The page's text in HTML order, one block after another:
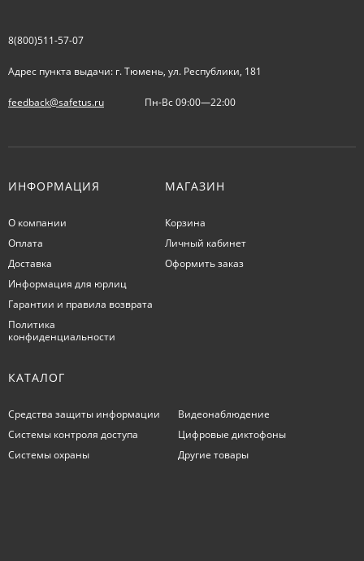
8(800)511-57-07
Адрес пункта выдачи: г. Тюмень, ул. Республики, 181
feedback@safetus.ru Пн-Вс 09:00—22:00
ИНФОРМАЦИЯ
О компании
Оплата
Доставка
Информация для юрлиц
Гарантии и правила возврата
Политика
конфиденциальности
МАГАЗИН
Корзина
Личный кабинет
Оформить заказ
КАТАЛОГ
Средства защиты информации
Системы контроля доступа
Системы охраны
Видеонаблюдение
Цифровые диктофоны
Другие товары